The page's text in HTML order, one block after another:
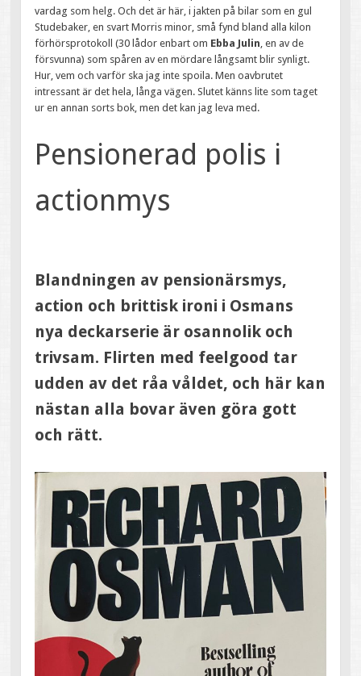
vardag som helg. Och det är här, i jakten på bilar som en gul
Studebaker, en svart Morris minor, små fynd bland alla kilon
förhörsprotokoll (30 lådor enbart om Ebba Julin , en av de
försvunna) som spåren av en mördare långsamt blir synligt.
Hur, vem och varför ska jag inte spoila. Men oavbrutet
intressant är det hela, långa vägen. Slutet känns lite som taget
ur en annan sorts bok, men det kan jag leva med.
Pensionerad polis i
actionmys
Blandningen av pensionärsmys,
action och brittisk ironi i Osmans
nya deckarserie är osannolik och
trivsam. Flirten med feelgood tar
udden av det råa våldet, och här kan
nästan alla bovar även göra gott
och rätt.